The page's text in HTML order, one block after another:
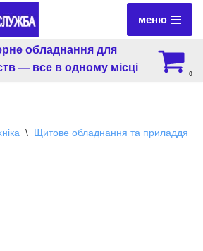
меню
обладнання для
— все в одному місці
0
\ Щитове обладнання та приладдя